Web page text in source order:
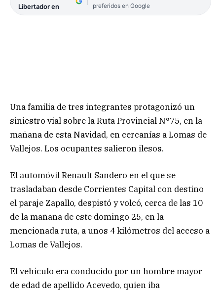
Libertador en
preferidos en Google
Una familia de tres integrantes protagonizó un
siniestro vial sobre la Ruta Provincial N°75, en la
mañana de esta Navidad, en cercanías a Lomas de
Vallejos. Los ocupantes salieron ilesos.
El automóvil Renault Sandero en el que se
trasladaban desde Corrientes Capital con destino
el paraje Zapallo, despistó y volcó, cerca de las 10
de la mañana de este domingo 25, en la
mencionada ruta, a unos 4 kilómetros del acceso a
Lomas de Vallejos.
El vehículo era conducido por un hombre mayor
de edad de apellido Acevedo, quien iba